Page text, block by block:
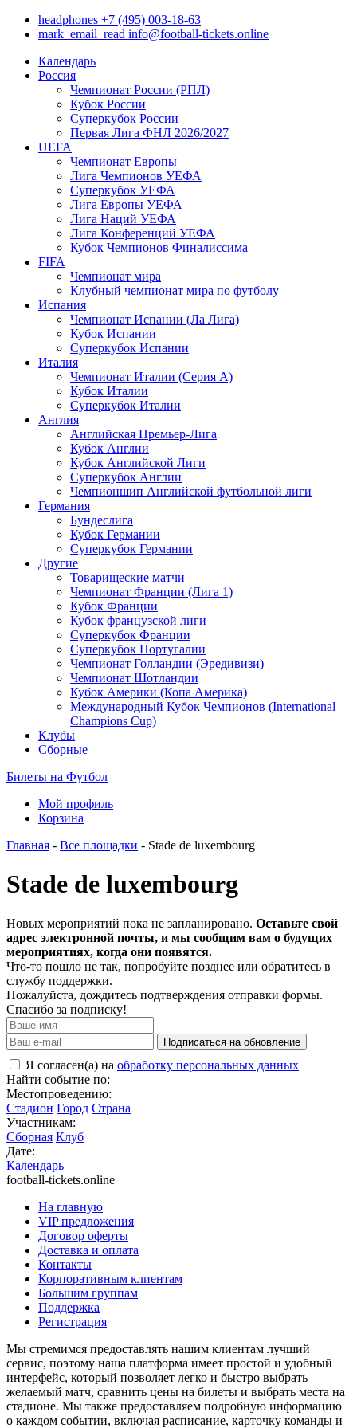
headphones +7 (495) 003-18-63
mark_email_read info@football-tickets.online
Календарь
Россия
Чемпионат России (РПЛ)
Кубок России
Суперкубок России
Первая Лига ФНЛ 2026/2027
UEFA
Чемпионат Европы
Лига Чемпионов УЕФА
Суперкубок УЕФА
Лига Европы УЕФА
Лига Наций УЕФА
Лига Конференций УЕФА
Кубок Чемпионов Финалиссима
FIFA
Чемпионат мира
Клубный чемпионат мира по футболу
Испания
Чемпионат Испании (Ла Лига)
Кубок Испании
Суперкубок Испании
Италия
Чемпионат Италии (Серия А)
Кубок Италии
Суперкубок Италии
Англия
Английская Премьер-Лига
Кубок Англии
Кубок Английской Лиги
Суперкубок Англии
Чемпионшип Английской футбольной лиги
Германия
Бундеслига
Кубок Германии
Суперкубок Германии
Другие
Товарищеские матчи
Чемпионат Франции (Лига 1)
Кубок Франции
Кубок французской лиги
Суперкубок Франции
Суперкубок Португалии
Чемпионат Голландии (Эредивизи)
Чемпионат Шотландии
Кубок Америки (Копа Америка)
Международный Кубок Чемпионов (International
Champions Cup)
Клубы
Сборные
Билеты на Футбол
Мой профиль
Корзина
Главная - Все площадки - Stade de luxembourg
Stade de luxembourg
Новых мероприятий пока не запланировано. Оставьте свой
адрес электронной почты, и мы сообщим вам о будущих
мероприятиях, когда они появятся.
Что-то пошло не так, попробуйте позднее или обратитесь в
службу поддержки.
Пожалуйста, дождитесь подтверждения отправки формы.
Спасибо за подписку!
Подписаться на обновление
Я согласен(а) на обработку персональных данных
Найти событие по:
Местопроведению:
Стадион Город Страна
Участникам:
Сборная Клуб
Дате:
Календарь
football-tickets.online
На главную
VIP предложения
Договор оферты
Доставка и оплата
Контакты
Корпоративным клиентам
Большим группам
Поддержка
Регистрация
Мы стремимся предоставлять нашим клиентам лучший
сервис, поэтому наша платформа имеет простой и удобный
интерфейс, который позволяет легко и быстро выбрать
желаемый матч, сравнить цены на билеты и выбрать места на
стадионе. Мы также предоставляем подробную информацию
о каждом событии, включая расписание, карточку команды и